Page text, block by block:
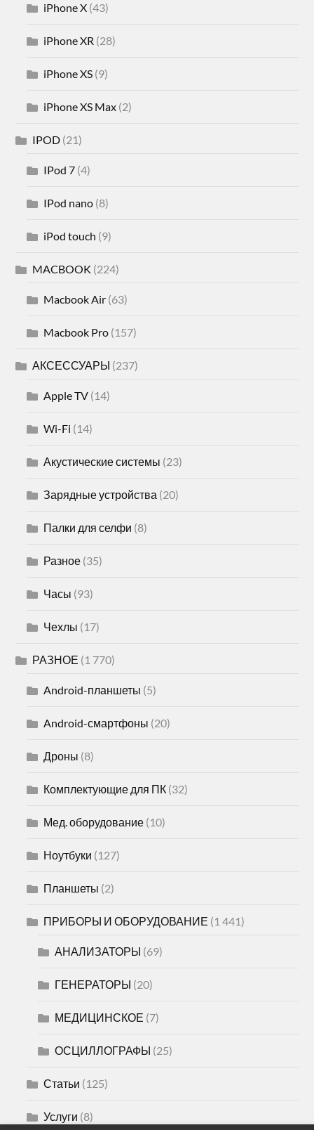
iPhone X (43)
iPhone XR (28)
iPhone XS (9)
iPhone XS Max (2)
IPOD (21)
IPod 7 (4)
IPod nano (8)
iPod touch (9)
MACBOOK (224)
Macbook Air (63)
Macbook Pro (157)
АКСЕССУАРЫ (237)
Apple TV (14)
Wi-Fi (14)
Акустические системы (23)
Зарядные устройства (20)
Палки для селфи (8)
Разное (35)
Часы (93)
Чехлы (17)
РАЗНОЕ (1 770)
Android-планшеты (5)
Android-смартфоны (20)
Дроны (8)
Комплектующие для ПК (32)
Мед. оборудование (10)
Ноутбуки (127)
Планшеты (2)
ПРИБОРЫ И ОБОРУДОВАНИЕ (1 441)
АНАЛИЗАТОРЫ (69)
ГЕНЕРАТОРЫ (20)
МЕДИЦИНСКОЕ (7)
ОСЦИЛЛОГРАФЫ (25)
Статьи (125)
Услуги (8)